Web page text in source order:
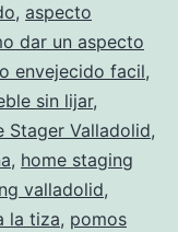
de
mi
salón
, aspecto
dar un aspecto
envejecido facil,
sin lijar,
Stager Valladolid,
, home staging
valladolid,
la tiza, pomos